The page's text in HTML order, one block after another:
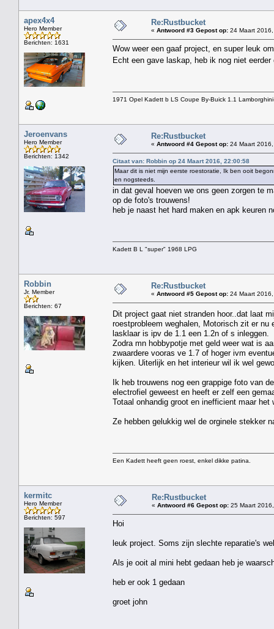
apex4x4
Hero Member
Berichten: 1631
Re:Rustbucket
« Antwoord #3 Gepost op: 24 Maart
Wow weer een gaaf project, en super leuk
Echt een gave laskap, heb ik nog niet
1971 Opel Kadett b LS Coupe By-Buick 1.1
Jeroenvans
Hero Member
Berichten: 1342
Re:Rustbucket
« Antwoord #4 Gepost op: 24 Maart
Citaat van: Robbin op 24 Maart 2016, 22:00:58
Maar dit is niet mijn eerste roestoratie, Ik ben ooit
en nogsteeds.
in dat geval hoeven we ons geen zorgen te
op de foto's trouwens!
heb je naast het hard maken en apk keuren
Kadett B L "super" 1968 LPG
Robbin
Jr. Member
Berichten: 67
Re:Rustbucket
« Antwoord #5 Gepost op: 24 Maart
Dit project gaat niet stranden hoor..dat laat
roestprobleem weghalen, Motorisch zit er
lasklaar is ipv de 1.1 een 1.2n of s inleggen.
Zodra mn hobbypotje met geld weer wat is
zwaardere vooras ve 1.7 of hoger ivm
kijken. Uiterlijk en het interieur wil ik wel
Ik heb trouwens nog een grappige foto van
electrofiel geweest en heeft er zelf een
Totaal onhandig groot en inefficient maar
Ze hebben gelukkig wel de orginele stekker
Een Kadett heeft geen roest, enkel dikke patina.
kermitc
Hero Member
Berichten: 597
Re:Rustbucket
« Antwoord #6 Gepost op: 25 Maart
Hoi
leuk project. Soms zijn slechte reparatie's
Als je ooit al mini hebt gedaan heb je
heb er ook 1 gedaan
groet john